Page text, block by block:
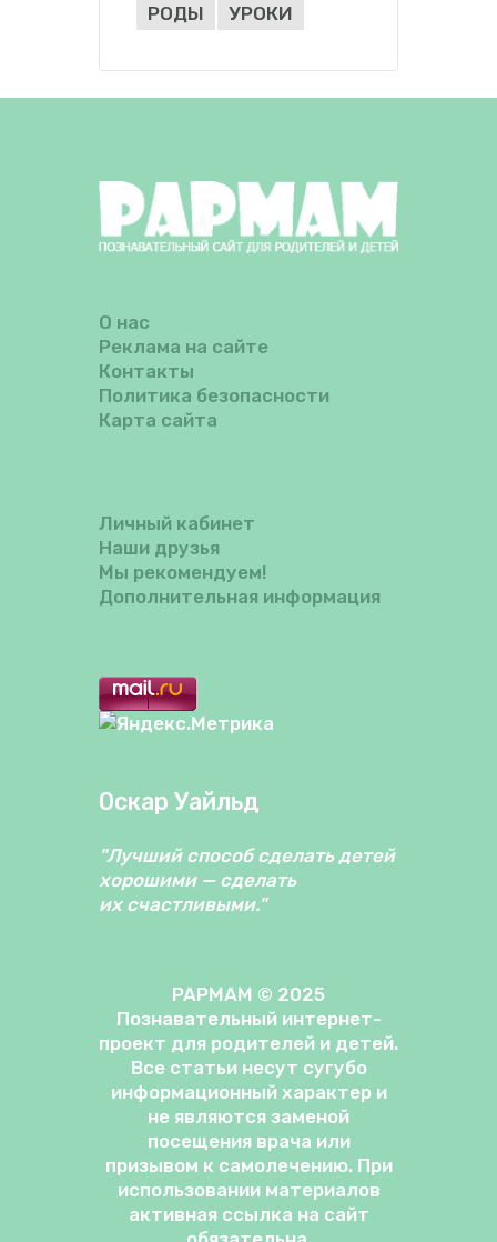
РОДЫ
УРОКИ
О нас
Реклама на сайте
Контакты
Политика безопасности
Карта сайта
Личный кабинет
Наши друзья
Мы рекомендуем!
Дополнительная информация
Оскар Уайльд
"Лучший способ сделать детей
хорошими — сделать
их счастливыми."
PAPMAM © 2025
Познавательный интернет-
проект для родителей и детей.
Все статьи несут сугубо
информационный характер и
не являются заменой
посещения врача или
призывом к самолечению. При
использовании материалов
активная ссылка на сайт